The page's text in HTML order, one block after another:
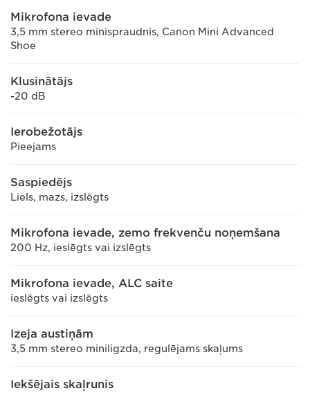
Mikrofona ievade
3,5 mm stereo minispraudnis, Canon Mini Advanced
Shoe
Klusinātājs
-20 dB
Ierobežotājs
Pieejams
Saspiedējs
Liels, mazs, izslēgts
Mikrofona ievade, zemo frekvenču noņemšana
200 Hz, ieslēgts vai izslēgts
Mikrofona ievade, ALC saite
ieslēgts vai izslēgts
Izeja austiņām
3,5 mm stereo miniligzda, regulējams skaļums
Iekšējais skaļrunis